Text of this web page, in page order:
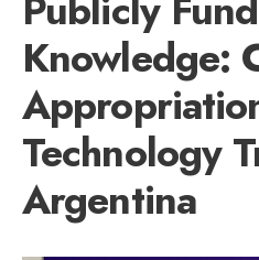
Knowledge:
Technology
Argentina